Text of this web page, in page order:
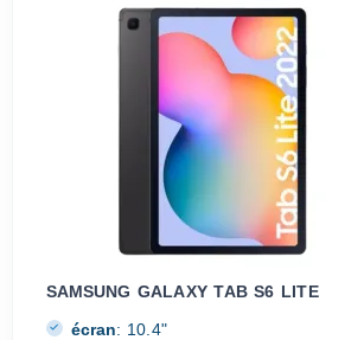
SAMSUNG GALAXY TAB S6 LITE
écran: 10.4"